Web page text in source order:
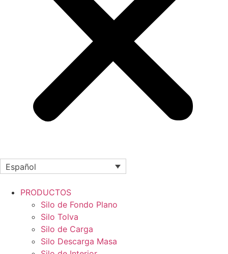
Español
PRODUCTOS
Silo de Fondo Plano
Silo Tolva
Silo de Carga
Silo Descarga Masa